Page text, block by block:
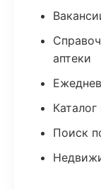
аптеки
Поиск